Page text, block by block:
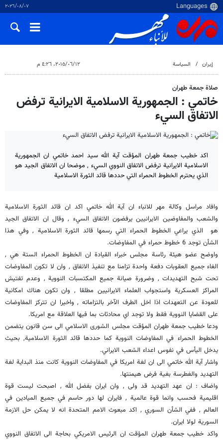
٠٧‏/٠٨‏/٢٠٢٦
إيران السياسة ١٢‏/٠٦‏/٢٠١٥، ٤:٢٦ م
صلاة جمعة طهران
خاتمي : الجمهورية الاسلامية الايرانية ترفض
الاتفاق السيء
اكد خطيب جمعة طهران المؤقت آية الله سيد احمد خاتمي ان الجمهورية
الاسلامية الايرانية ترفض الاتفاق النووي السيء , موضحا ان الاتفاق الجيد هو
الذي يحترم الخطوط الحمراء التي حددها قائد الثورة الاسلامية
وافاد مراسل وكالة مهر للانباء ان آية الله خاتمي اكد ان قائد الثورة الاسلامية
والشعب والمفاوضين الايرانيين يرفضون الاتفاق السيء , وقال ان الاتفاق الجيد
هو الذي يراعي الخطوط الحمراء التي رسمها قائد الثورة الاسلامية , وفي هذا
الشأن توجد 6 خطوط حمراء في المفاوضات.
واوضح عضو هيئة رئاسة مجلس خبراء القيادة ان الخطوط الحمراء الستة هي ,
الغاء جميع العقوبات دفعة واحدة تزامنا مع تنفيذ الاتفاق , وان لا تكون المفاوضات
تحت شبح التهديدات , وضرورة صيانة جميع المكتسبات النووية , وعدم تفتيش
المراكز العسكرية واستجواب العلماء الايرانيين مطلقا , وان تكون هناك امكانية
للعودة عن التعهدات اذا اخل الطرف الآخر بالتزاماته , واخيرا ان تتركز المفاوضات
على القضايا النووية فقط ولا توجد اي محادثات بما فيها العلاقة مع امريكا.
ودعا خطيب جمعة طهران المؤقت مجلس الشورى الاسلامي الى سن قانون يتضمن
الخطوط الحمراء في المفاوضات النووية كما حددها قائد الثورة الاسلامية, بحيث
يدخل اليأس في نفوس اعداء الشعب الايراني.
واشار آية الله خاتمي الى ان لغة امريكا في المفاوضات النووية كانت منذ البداية لغة
التهديد والغطرسة بغية فرض هيمنتها.
واضاف : ان عهد التهديد قد ولى , وان ايران بفضل الله , اصبحت ليست قوة
اقليمية فحسب وانما قوة عالمية , فايران لها دور حاسم في جميع الميادين في
العالم , ففي الشأن السوري , اكد مبعوث الامم المتحدة انه لا يمكن حل الازمة
السورية لولا ايران.
واكد خطيب جمعة طهران المؤقت ان الرئيس الامريكي بحاجة الى الاتفاق النووي